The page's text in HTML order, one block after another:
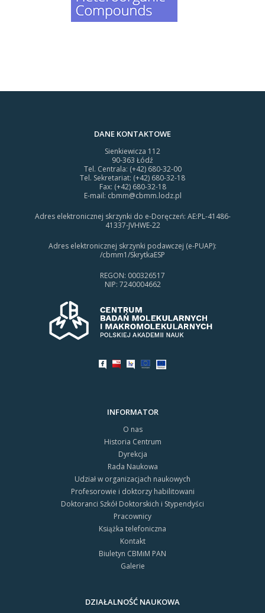
DANE KONTAKTOWE
Sienkiewicza 112
90-363 Łódź
Tel. Centrala: (+42) 680-32-00
Tel. Sekretariat: (+42) 680-32-18
Fax: (+42) 680-32-18
E-mail: cbmm@cbmm.lodz.pl
Adres elektronicznej skrzynki do e-Doręczeń: AE:PL-41486-
41337-JVHWE-22
Adres elektronicznej skrzynki podawczej (e-PUAP):
/cbmm1/SkrytkaESP
REGON: 000326517
NIP: 7240004662
INFORMATOR
O nas
Historia Centrum
Dyrekcja
Rada Naukowa
Udział w organizacjach naukowych
Profesorowie i doktorzy habilitowani
Doktoranci Szkół Doktorskich i Stypendyści
Pracownicy
Książka telefoniczna
Kontakt
Biuletyn CBMiM PAN
Galerie
DZIAŁALNOŚĆ NAUKOWA